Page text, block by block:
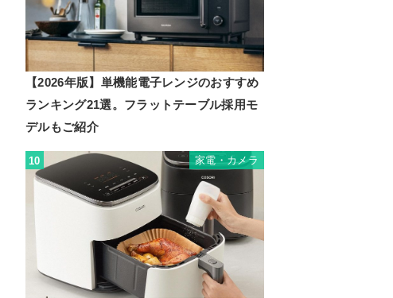
【2026年版】単機能電子レンジのおすすめ
ランキング21選。フラットテーブル採用モ
デルもご紹介
10 家電・カメラ